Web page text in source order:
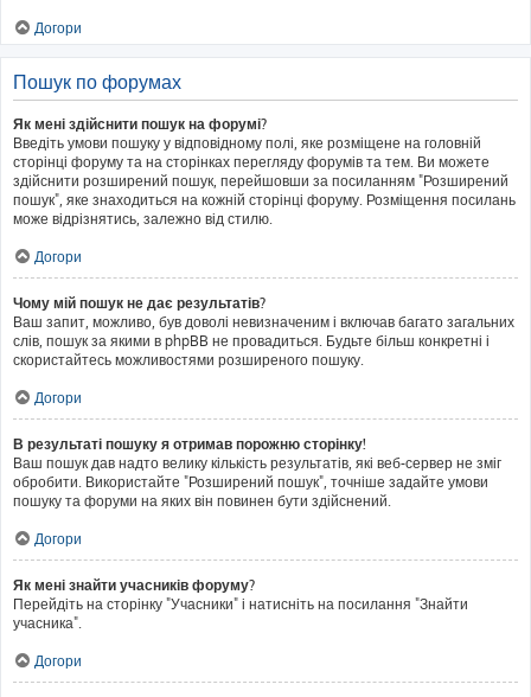
Догори
Пошук по форумах
Як мені здійснити пошук на форумі?
Введіть умови пошуку у відповідному полі, яке розміщене на головній
сторінці форуму та на сторінках перегляду форумів та тем. Ви можете
здійснити розширений пошук, перейшовши за посиланням "Розширений
пошук", яке знаходиться на кожній сторінці форуму. Розміщення посилань
може відрізнятись, залежно від стилю.
Догори
Чому мій пошук не дає результатів?
Ваш запит, можливо, був доволі невизначеним і включав багато загальних
слів, пошук за якими в phpBB не провадиться. Будьте більш конкретні і
скористайтесь можливостями розширеного пошуку.
Догори
В результаті пошуку я отримав порожню сторінку!
Ваш пошук дав надто велику кількість результатів, які веб-сервер не зміг
обробити. Використайте "Розширений пошук", точніше задайте умови
пошуку та форуми на яких він повинен бути здійснений.
Догори
Як мені знайти учасників форуму?
Перейдіть на сторінку "Учасники" і натисніть на посилання "Знайти
учасника".
Догори